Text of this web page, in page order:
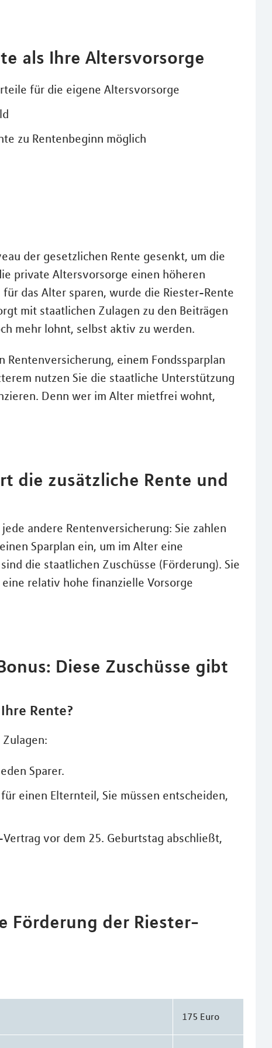
als Ihre Altersvorsorge
für die eigene Altersvorsorge
zu Rentenbeginn möglich
der gesetzlichen Rente gesenkt, um die
private Altersvorsorge einen höheren
das Alter sparen, wurde die Riester-Rente
mit staatlichen Zulagen zu den Beiträgen
mehr lohnt, selbst aktiv zu werden.
Rentenversicherung, einem Fondssparplan
nutzen Sie die staatliche Unterstützung
Denn wer im Alter mietfrei wohnt,
die zusätzliche Rente und
andere Rentenversicherung: Sie zahlen
Sparplan ein, um im Alter eine
die staatlichen Zuschüsse (Förderung). Sie
relativ hohe finanzielle Vorsorge
Diese Zuschüsse gibt
Rente?
Sparer.
einen Elternteil, Sie müssen entscheiden,
vor dem 25. Geburtstag abschließt,
Förderung der Riester-
175 Euro